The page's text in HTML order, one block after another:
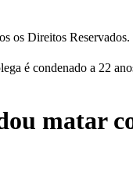
os Direitos Reservados.
é condenado a 22
matar